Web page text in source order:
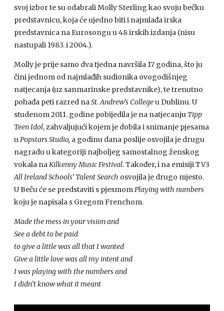
svoj izbor te su odabrali Molly Sterling kao svoju bečku
predstavnicu, koja će ujedno biti i najmlađa irska
predstavnica na Eurosongu u 48 irskih izdanja (nisu
nastupali 1983. i 2004.).
Molly je prije samo dva tjedna navršila 17 godina, što ju
čini jednom od najmlađih sudionika ovogodišnjeg
natjecanja (uz sanmarinske predstavnike), te trenutno
pohađa peti razred naSt. Andrew’sCollegeu Dublinu. U
studenom 2011. godine pobijedila je na natjecanju Tipp
Teen Idol, zahvaljujući kojem je dobila i snimanje pjesama
uPopstars Studio, a godinu dana poslije osvojila je drugu
nagradu u kategoriji najboljeg samostalnog ženskog
vokala naKilkenny Music Festival. Također, i na emisiji TV3
All Ireland Schools’ Talent Search osvojila je drugo mjesto.
U Beču će se predstaviti s pjesmomPlaying with numbers
koju je napisala s Gregom Frenchom.
Made the mess in your vision and
See a debt to be paid
to give a little was all that I wanted
Give a little love was all my intent and
I was playing with the numbers and
I didn’t know what it meant